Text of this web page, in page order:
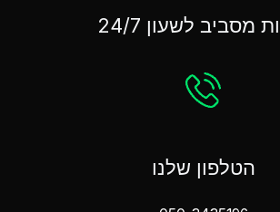
מסביב לשעון 24/7
הטלפון שלנו